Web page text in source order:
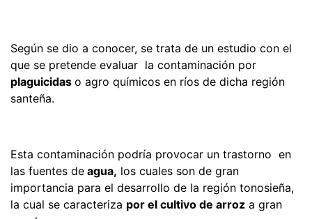
Según se dio a conocer, se trata de un estudio con el
que se pretende evaluar la contaminación por
plaguicidas o agro químicos en ríos de dicha región
santeña.
Esta contaminación podría provocar un trastorno en
las fuentes de agua, los cuales son de gran
importancia para el desarrollo de la región tonosieña,
la cual se caracteriza por el cultivo de arroz a gran